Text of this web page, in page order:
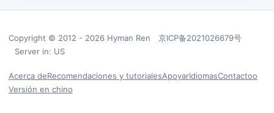
Copyright © 2012 - 2026 Hyman Ren 京ICP备2021026679号
Server in: US
Acerca deRecomendaciones y tutorialesApoyarIdiomasContactoo
Versión en chino